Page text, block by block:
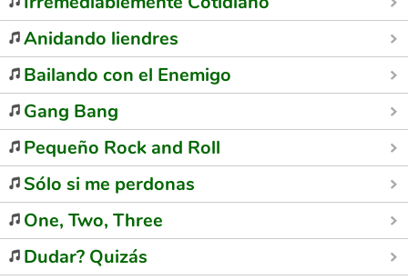
Anidando liendres
Bailando con el Enemigo
Gang Bang
Pequeño Rock and Roll
Sólo si me perdonas
One, Two, Three
Dudar? Quizás